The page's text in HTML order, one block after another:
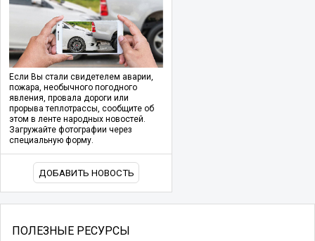
Если Вы стали свидетелем аварии,
пожара, необычного погодного
явления, провала дороги или
прорыва теплотрассы, сообщите об
этом в ленте народных новостей.
Загружайте фотографии через
специальную форму.
ДОБАВИТЬ НОВОСТЬ
ПОЛЕЗНЫЕ РЕСУРСЫ